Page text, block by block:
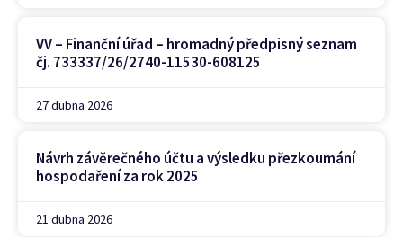
VV – Finanční úřad – hromadný předpisný seznam
čj. 733337/26/2740-11530-608125
27 dubna 2026
Návrh závěrečného účtu a výsledku přezkoumání
hospodaření za rok 2025
21 dubna 2026